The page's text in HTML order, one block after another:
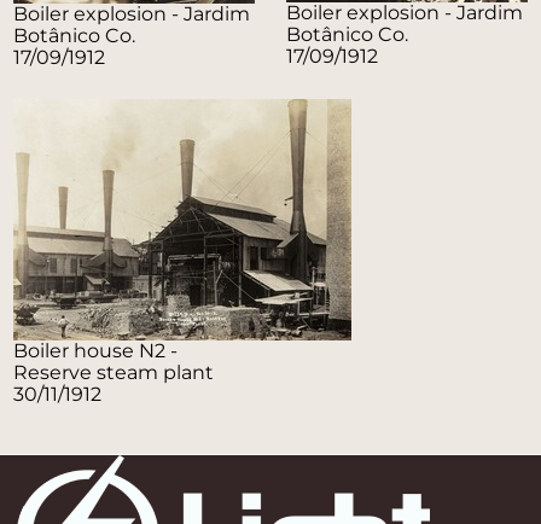
Boiler explosion - Jardim
Botânico Co.
17/09/1912
Boiler explosion - Jardim
Botânico Co.
17/09/1912
Boiler house N2 -
Reserve steam plant
30/11/1912